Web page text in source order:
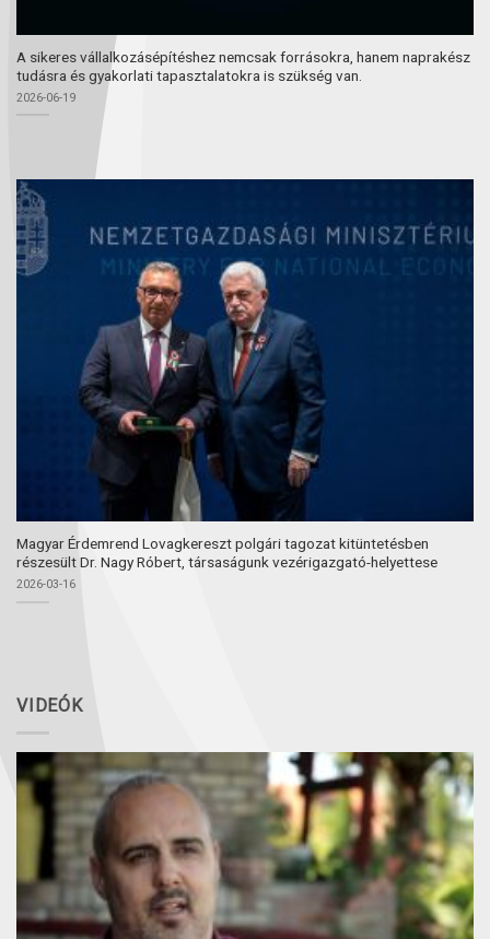
A sikeres vállalkozásépítéshez nemcsak forrásokra, hanem naprakész
tudásra és gyakorlati tapasztalatokra is szükség van.
2026-06-19
Magyar Érdemrend Lovagkereszt polgári tagozat kitüntetésben
részesült Dr. Nagy Róbert, társaságunk vezérigazgató-helyettese
2026-03-16
VIDEÓK